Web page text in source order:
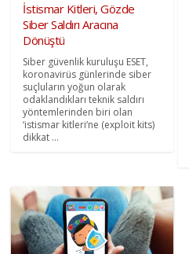
İstismar Kitleri, Gözde
Siber Saldırı Aracına
Dönüştü
Siber güvenlik kuruluşu ESET,
koronavirüs günlerinde siber
suçluların yoğun olarak
odaklandıkları teknik saldırı
yöntemlerinden biri olan
‘istismar kitleri‘ne (exploit kits)
dikkat ...